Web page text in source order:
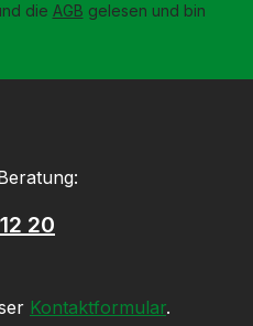
die AGB gelesen und bin
20
Kontaktformular.